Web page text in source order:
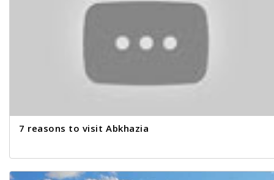
7 reasons to visit Abkhazia